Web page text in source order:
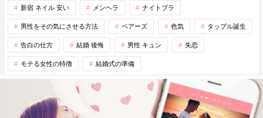
新宿 ネイル 安い メンヘラ ナイトブラ
男性をその気にさせる方法 ペアーズ 色気 タップル誕生
告白の仕方 結婚 後悔 男性 キュン 失恋
モテる女性の特徴 結婚式の準備